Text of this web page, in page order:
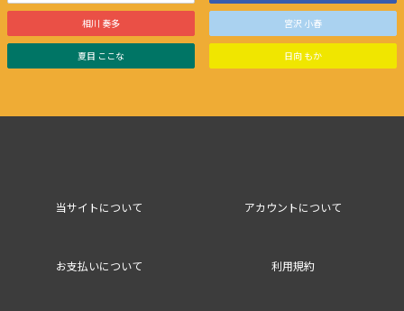
相川 奏多 宮沢 小春
夏目 ここな 日向 もか
当サイトについて アカウントについて
お支払いについて 利用規約